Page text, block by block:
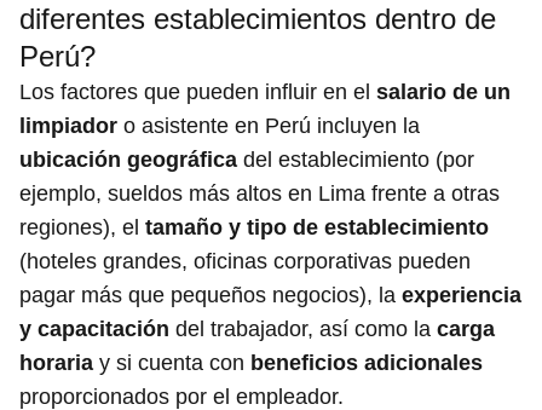
diferentes establecimientos dentro de
Perú?
Los factores que pueden influir en el salario de un
limpiador o asistente en Perú incluyen la
ubicación geográfica del establecimiento (por
ejemplo, sueldos más altos en Lima frente a otras
regiones), el tamaño y tipo de establecimiento
(hoteles grandes, oficinas corporativas pueden
pagar más que pequeños negocios), la experiencia
y capacitación del trabajador, así como la carga
horaria y si cuenta con beneficios adicionales
proporcionados por el empleador.